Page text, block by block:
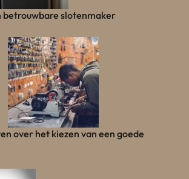
betrouwbare slotenmaker
over het kiezen van een goede